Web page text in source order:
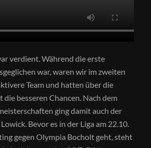
verdient. Während die erste
war, waren wir im zweiten
Team und hatten über die
die besseren Chancen. Nach dem
ging damit auch der
Bevor es in der Liga am 22.10.
gegen Olympia Bocholt geht, steht